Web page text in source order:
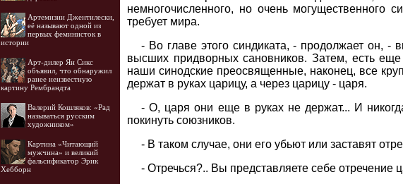
Артемизии Джентилески,
её называют одной из
первых феминисток в
истории
Арт-дилер Ян Сикс
объявил, что обнаружил
ранее неизвестную
картину Рембрандта
Валерий Кошляков: «Рад
называться русским
художником»
Картина «Читающий
мужчина» и великий
фальсификатор Эрик
Хебборн
немногочисленного, но очень могущественного
требует мира.
- Во главе этого синдиката, - продолжает он, -
высших придворных сановников. Затем, есть еще
наши синодские преосвященные, наконец, все
держат в руках царицу, а через царицу - царя.
- О, царя они еще в руках не держат... И
покинуть союзников.
- В таком случае, они его убьют или заставят
- Отречься?.. Вы представляете себе отречение